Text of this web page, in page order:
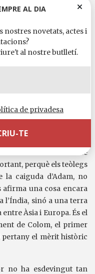
de Sa Majestat i
Però Colom encara
del Ganges, i en cert
ha descobert.
uns fulls volanders
per un tal Albericus
en forma de carta a
narra un viatge a
el primer que relata un
que comunica el
la trobada amb
una mena de
perquè els teòlegs
la caiguda d’Adam, no
una cosa encara
l’Índia, sinó a una terra
Àsia i Europa. És el
de Colom, el primer
el mèrit històric
no ha esdevingut tan
AL DIA
nostres novetats, actes i
al nostre butlletí.
de privadesa